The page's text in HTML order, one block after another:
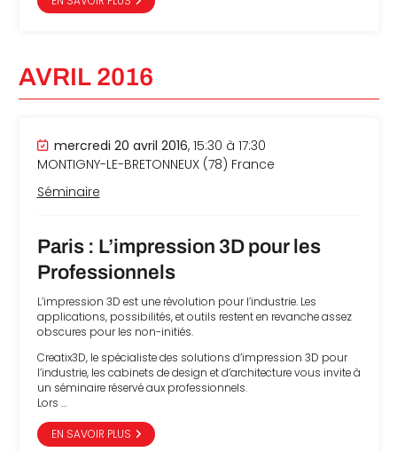
AVRIL 2016
mercredi 20 avril 2016, 15:30 à 17:30
MONTIGNY-LE-BRETONNEUX (78) France
Séminaire
Paris : L’impression 3D pour les
Professionnels
L’impression 3D est une révolution pour l’industrie. Les
applications, possibilités, et outils restent en revanche assez
obscures pour les non-initiés.
Creatix3D, le spécialiste des solutions d’impression 3D pour
l’industrie, les cabinets de design et d’architecture vous invite à
un séminaire réservé aux professionnels.
Lors …
EN SAVOIR PLUS